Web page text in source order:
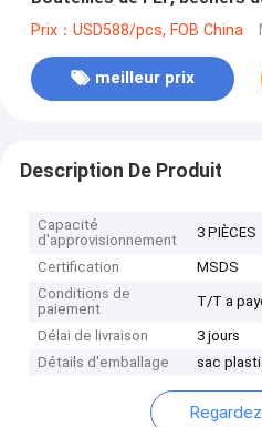
Prix：USD588/pcs, FOB China
meilleur prix
Description De Produit
Capacité
d'approvisionnement
3 PIÈCES
Certification
MSDS
Conditions de
paiement
T/T a
Délai de livraison
3 jours
Détails d'emballage
sac